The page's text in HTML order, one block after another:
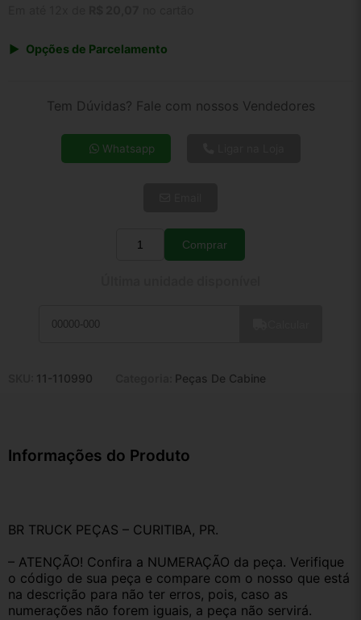
Opções de Parcelamento
4x de R$ 54,88
5x de R$ 44,47
Tem Dúvidas? Fale com nossos Vendedores
Whatsapp
Quantidade
Comprar
11-110990 Peças De Cabine
Informações do Produto
BR TRUCK PEÇAS – CURITIBA, PR.
– ATENÇÃO! Confira a NUMERAÇÃO da peça. Verifique
o código de sua peça e compare com o nosso que está
na descrição para não ter erros, pois, caso as
numerações não forem iguais, a peça não servirá.